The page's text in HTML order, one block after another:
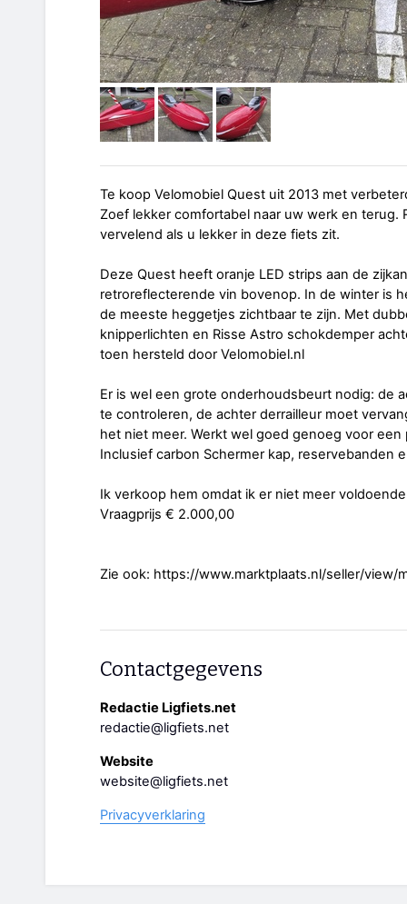
Te koop Velomobiel Quest uit 2013 met
Zoef lekker comfortabel naar uw werk en
vervelend als u lekker in deze fiets zit.
Deze Quest heeft oranje LED strips aan de
retroreflecterende vin bovenop. In de winter is
de meeste heggetjes zichtbaar te zijn. Met
knipperlichten en Risse Astro schokdemper
toen hersteld door Velomobiel.nl
Er is wel een grote onderhoudsbeurt nodig: de
te controleren, de achter derrailleur moet
het niet meer. Werkt wel goed genoeg voor een
Inclusief carbon Schermer kap, reservebanden
Ik verkoop hem omdat ik er niet meer
Vraagprijs € 2.000,00
Zie ook: https://www.marktplaats.nl/seller/view/
Contactgegevens
Redactie Ligfiets.net
redactie@ligfiets.net
Website
website@ligfiets.net
Privacyverklaring